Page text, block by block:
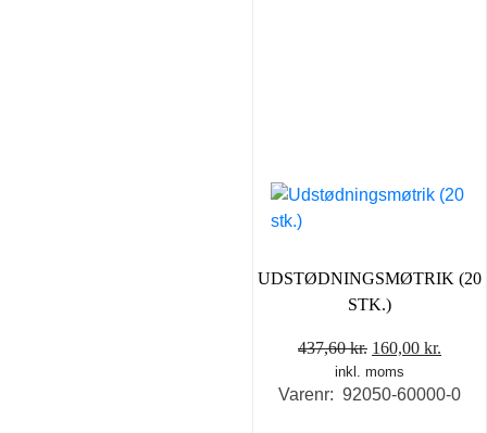
UDSTØDNINGSMØTRIK (20
STK.)
437,60kr. Den
oprindelige
pris
160,00 kr.
pris
inkl. moms
Varenr: 92050-60000-0